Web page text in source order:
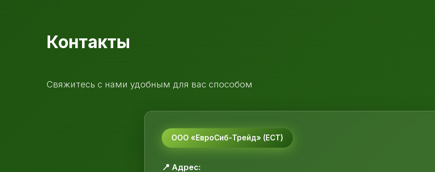
Контакты
Свяжитесь с нами удобным для вас способом
ООО «ЕвроСиб-Трейд» (ЕСТ)
📍 Адрес: